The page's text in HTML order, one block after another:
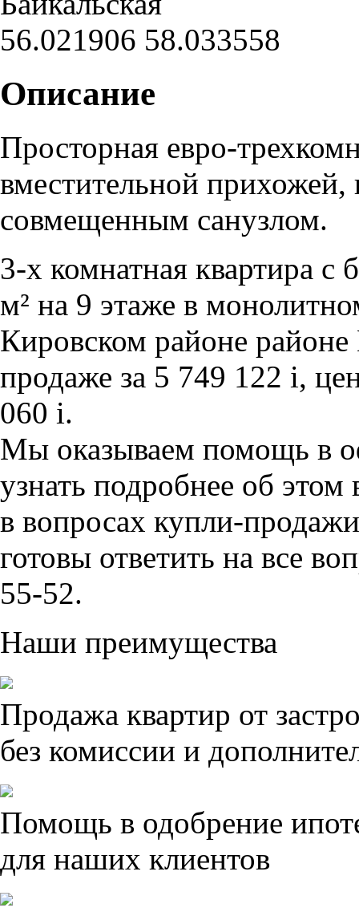
56.021906 58.033558
Описание
Просторная евро-
вместительной прихожей,
совмещенным санузлом.
3-х комнатная квартира
м² на 9 этаже в
Кировском районе
продаже за 5 749 122 i,
060 i.
Мы оказываем помощь в
узнать подробнее об
в вопросах купли-
готовы ответить на все
55-52.
Наши преимущества
Продажа квартир от
без комиссии и
Помощь в одобрение
для наших клиентов